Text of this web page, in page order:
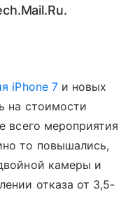
iPhone 7и новых
на стоимости
всего мероприятия
то повышались,
камеры и
отказа от 3,5-